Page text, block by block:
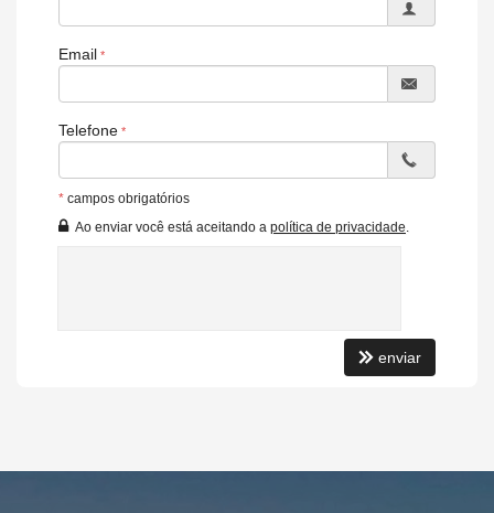
Email
Telefone
* campos obrigatórios
Ao enviar você está aceitando a política de privacidade.
enviar